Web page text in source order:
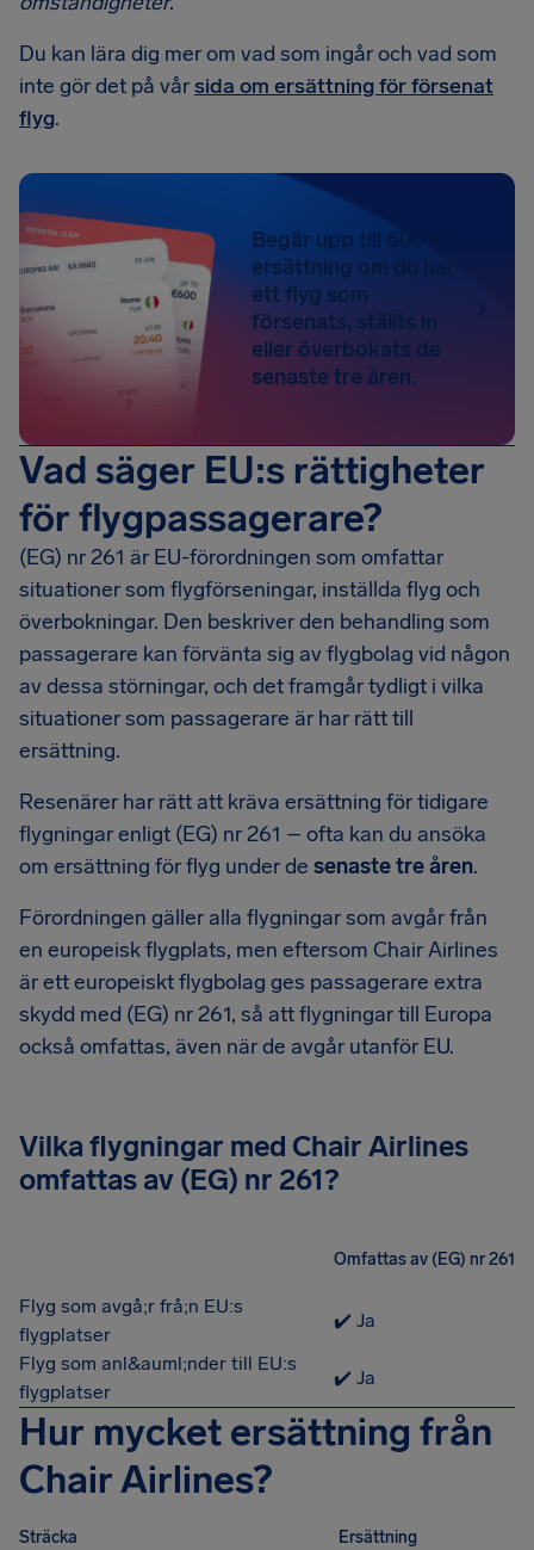
Du kan lära dig mer om vad som ingår och vad som
inte gör det på vårsida om ersättning för försenat
flyg.
Begär upp till 600 € i
ersättning om du har
ett flyg som
försenats, ställts in
eller överbokats de
senaste tre åren.
Vad säger EU:s rättigheter
för flygpassagerare?
(EG) nr 261 är EU-förordningen som omfattar
situationer som flygförseningar, inställda flyg och
överbokningar. Den beskriver den behandling som
passagerare kan förvänta sig av flygbolag vid någon
av dessa störningar, och det framgår tydligt i vilka
situationer som passagerare är har rätt till
ersättning.
Resenärer har rätt att kräva ersättning för tidigare
flygningar enligt (EG) nr 261 – ofta kan du ansöka
om ersättning för flyg under de senaste tre åren.
Förordningen gäller alla flygningar som avgår från
en europeisk flygplats, men eftersom Chair Airlines
är ett europeiskt flygbolag ges passagerare extra
skydd med (EG) nr 261, så att flygningar till Europa
också omfattas, även när de avgår utanför EU.
Vilka flygningar med Chair Airlines
omfattas av (EG) nr 261?
Omfattas av (EG) nr 261
Flyg som avgå;r frå;n EU:s
flygplatser
✔️ Ja
Flyg som anl&auml;nder till EU:s
flygplatser
✔️ Ja
Hur mycket ersättning från
Chair Airlines?
Sträcka Ersättning